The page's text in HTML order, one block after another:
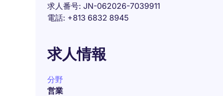
求人番号 JN-062026-7039911
電話 +813 6832 8945
求人情報
分野
営業